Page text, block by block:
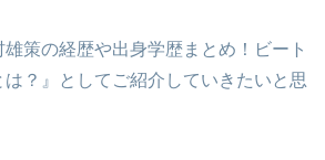
策の経歴や出身学歴まとめ！ビート
？』としてご紹介していきたいと思